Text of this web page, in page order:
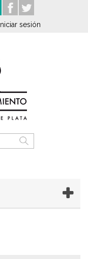
Iniciar sesión